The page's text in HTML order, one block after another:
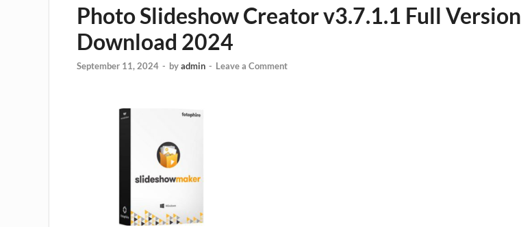
Photo Slideshow Creator v3.7.1.1 Full Version
Download 2024
September 11, 2024 - byadmin - Leave a Comment